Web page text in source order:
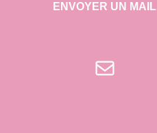
ENVOYER UN MAIL
E-mail